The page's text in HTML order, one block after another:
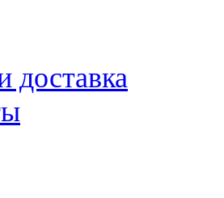
доставка